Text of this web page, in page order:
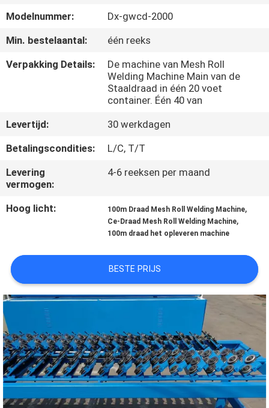
ONGEVEER
ONS
FABRIEKSREIS
KWALITEITSCONTROLE
CONTACTEER
ONS
VERZOEK
SITEMAP
PRIVACY
POLICY
Modelnummer:
Dx-gwcd-2000
Min. bestelaantal:
één reeks
Verpakking Details:
De machine van Mesh Roll
Welding Machine Main van de
Staaldraad in één 20 voet
container. Één 40 van
Levertijd:
30 werkdagen
Betalingscondities:
L/C, T/T
Levering
vermogen:
4-6 reeksen per maand
Hoog licht: 100m Draad Mesh Roll Welding Machine,
Ce-Draad Mesh Roll Welding Machine,
100m draad het opleveren machine
BESTE PRIJS